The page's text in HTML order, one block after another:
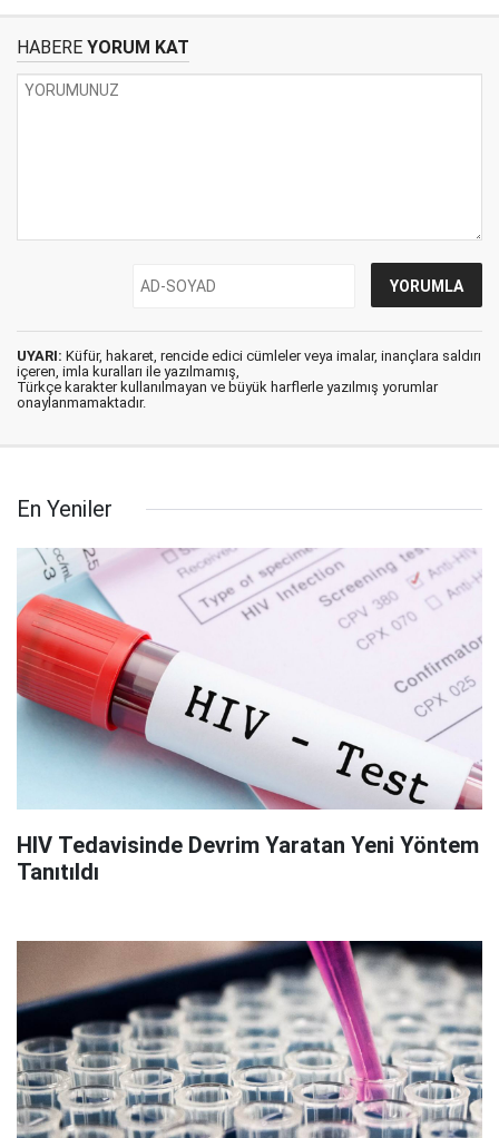
HABERE YORUM KAT
UYARI: Küfür, hakaret, rencide edici cümleler veya imalar, inançlara saldırı
içeren, imla kuralları ile yazılmamış,
Türkçe karakter kullanılmayan ve büyük harflerle yazılmış yorumlar
onaylanmamaktadır.
En Yeniler
HIV Tedavisinde Devrim Yaratan Yeni Yöntem
Tanıtıldı